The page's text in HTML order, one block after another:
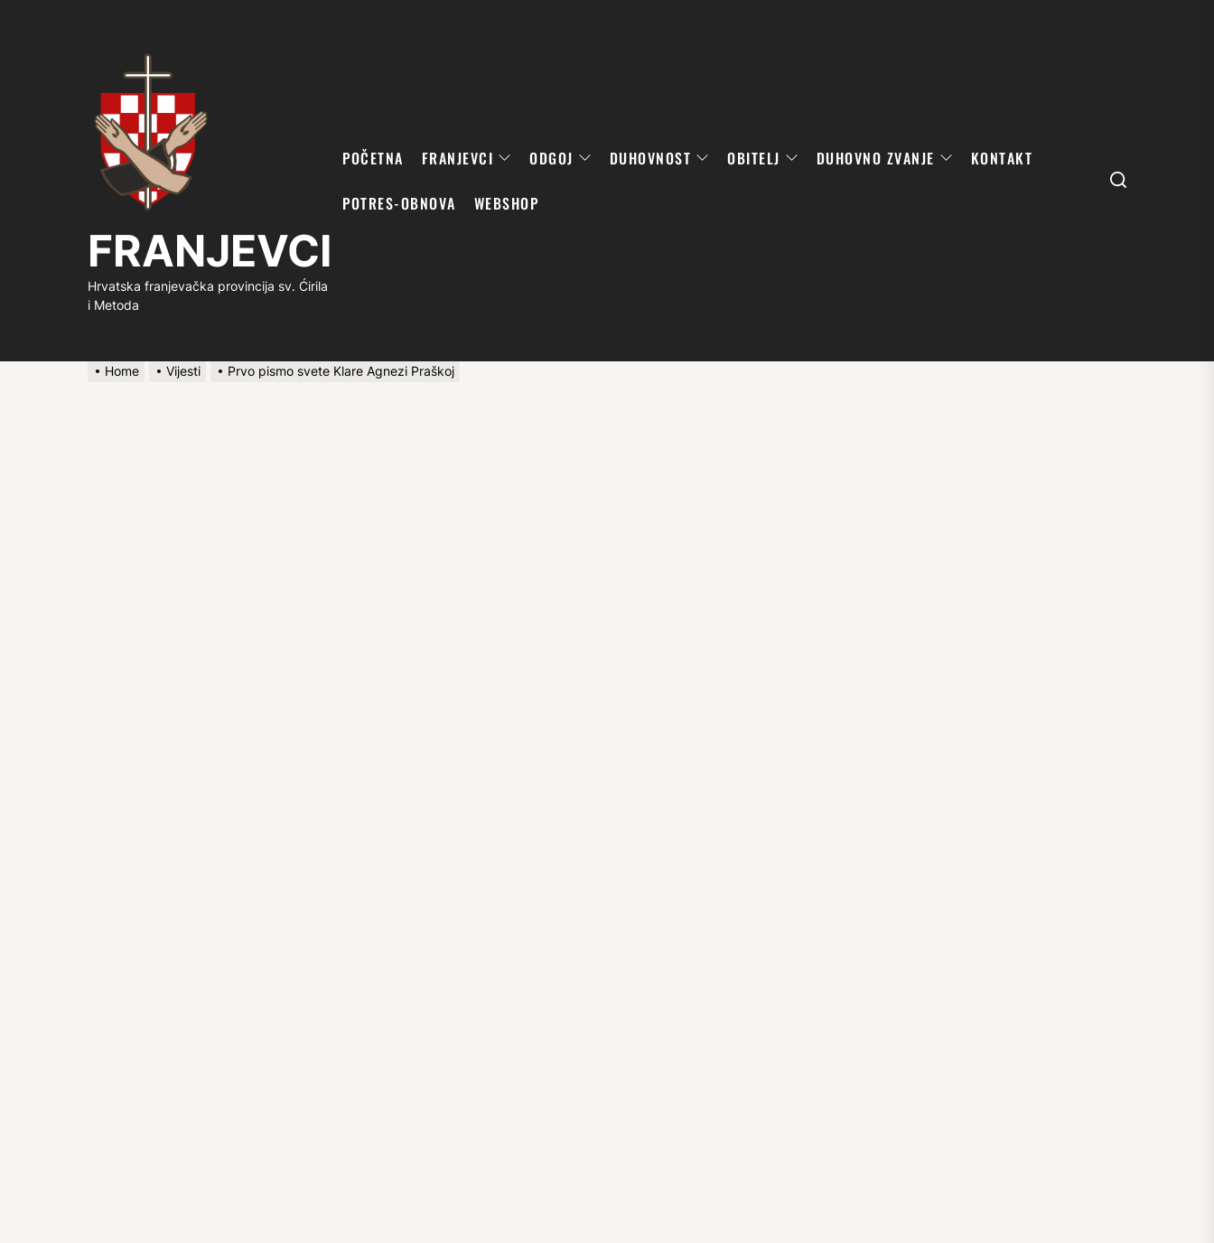
FRANJEVCI
Hrvatska franjevačka provincija sv. Ćirila
i Metoda
POČETNA FRANJEVCI ODGOJ DUHOVNOST OBITELJ DUHOVNO ZVANJE KONTAKT
POTRES-OBNOVA WEBSHOP
Search
Home Vijesti Prvo pismo svete Klare Agnezi Praškoj